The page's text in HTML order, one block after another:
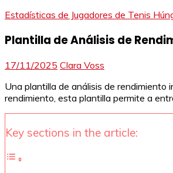
Estadísticas de Jugadores de Tenis
Plantilla de Análisis de
17/11/2025 Clara Voss
Una plantilla de análisis de
rendimiento, esta plantilla permite a
Key sections in the article: